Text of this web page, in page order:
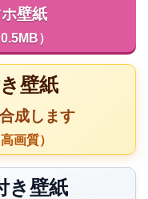
壁紙
）
壁紙
成します
画質）
き壁紙